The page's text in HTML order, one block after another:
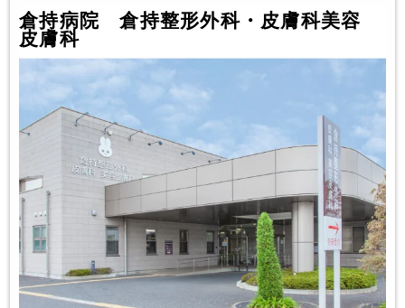
倉持病院 倉持整形外科・皮膚科美容
皮膚科